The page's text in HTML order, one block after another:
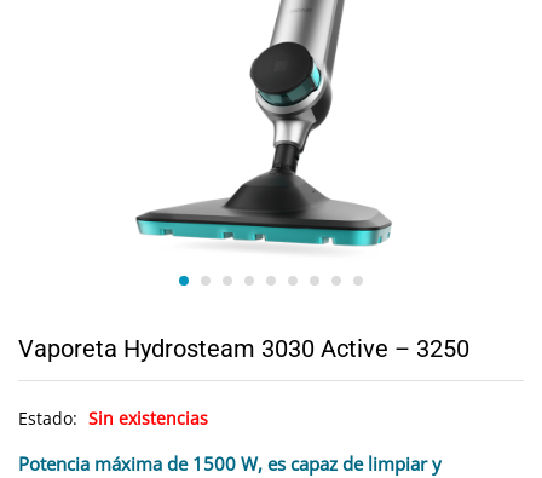
Vaporeta Hydrosteam 3030 Active – 3250
Estado: Sin existencias
Potencia máxima de 1500 W, es capaz de limpiar y